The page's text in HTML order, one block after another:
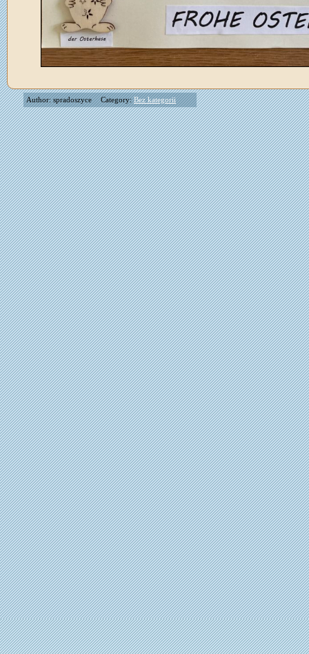
Author: spradoszyce Category:Bez kategorii